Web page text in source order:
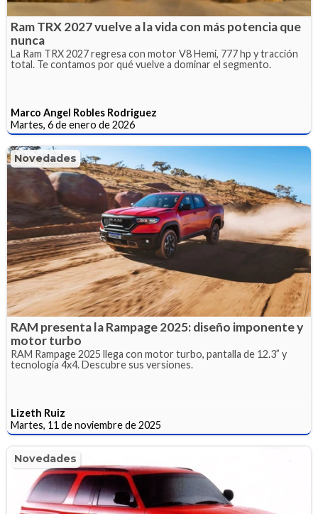
Ram TRX 2027 vuelve a la vida con más potencia que
nunca
La Ram TRX 2027 regresa con motor V8 Hemi, 777 hp y tracción
total. Te contamos por qué vuelve a dominar el segmento.
Marco Angel Robles Rodriguez
Martes, 6 de enero de 2026
Novedades
RAM presenta la Rampage 2025: diseño imponente y
motor turbo
RAM Rampage 2025 llega con motor turbo, pantalla de 12.3” y
tecnología 4x4. Descubre sus versiones.
Lizeth Ruiz
Martes, 11 de noviembre de 2025
Novedades